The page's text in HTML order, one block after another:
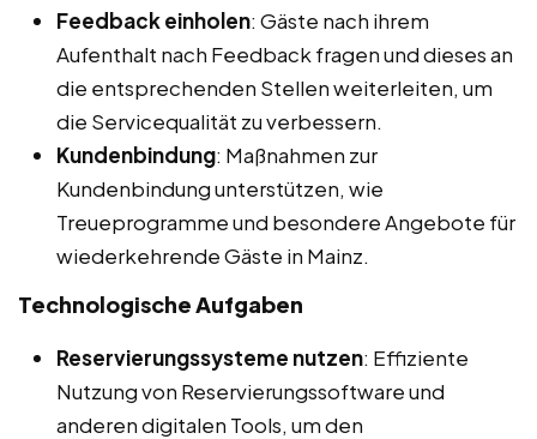
Feedback einholen: Gäste nach ihrem
Aufenthalt nach Feedback fragen und dieses an
die entsprechenden Stellen weiterleiten, um
die Servicequalität zu verbessern.
Kundenbindung: Maßnahmen zur
Kundenbindung unterstützen, wie
Treueprogramme und besondere Angebote für
wiederkehrende Gäste in Mainz.
Technologische Aufgaben
Reservierungssysteme nutzen: Effiziente
Nutzung von Reservierungssoftware und
anderen digitalen Tools, um den